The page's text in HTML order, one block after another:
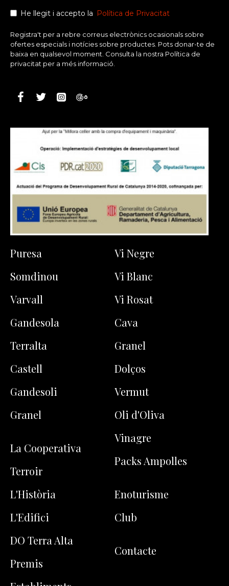
He llegit i accepto la Política de Privacitat
Registra't per a rebre correus electrònics ocasionals sobre
ofertes especials i notícies sobre productes. Pots donar-te de
baixa en qualsevol moment. Consulta la nostra Política de
privacitat per a més informació.
Puresa
Somdinou
Varvall
Gandesola
Terralta
Castell
Gandesoli
Granel
La Cooperativa
Terroir
L'Història
L'Edifici
DO Terra Alta
Premis
Vi Negre
Vi Blanc
Vi Rosat
Cava
Granel
Dolços
Vermut
Oli d'Oliva
Vinagre
Packs Ampolles
Enoturisme
Club
Contacte